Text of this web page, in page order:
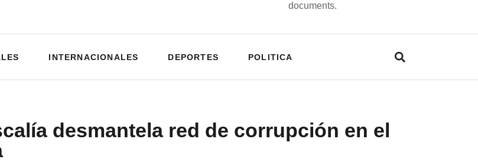
INTERNACIONALES DEPORTES POLITICA
desmantela red de corrupción en el